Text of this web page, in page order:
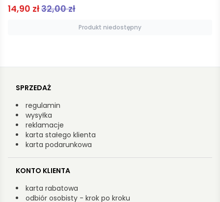
9,99 zł
Produkt niedostępny
SPRZEDAŻ
regulamin
wysyłka
reklamacje
karta stałego klienta
karta podarunkowa
KONTO KLIENTA
karta rabatowa
odbiór osobisty - krok po kroku